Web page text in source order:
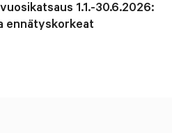
1.1.-30.6.2026:
ennätyskorkeat